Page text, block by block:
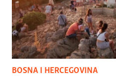
BOSNA I HERCEGOVINA